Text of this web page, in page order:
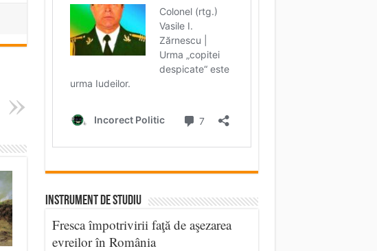
INSTRUMENT DE STUDIU
Fresca împotrivirii faţă de aşezarea
evreilor în România